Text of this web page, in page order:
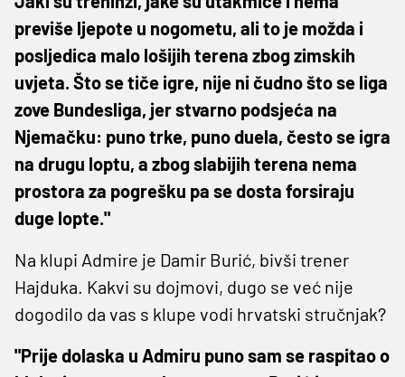
previše ljepote u nogometu, ali to je možda i
posljedica malo lošijih terena zbog zimskih
uvjeta. Što se tiče igre, nije ni čudno što se liga
zove Bundesliga, jer stvarno podsjeća na
Njemačku: puno trke, puno duela, često se igra
na drugu loptu, a zbog slabijih terena nema
prostora za pogrešku pa se dosta forsiraju
duge lopte."
Na klupi Admire je Damir Burić, bivši trener
Hajduka. Kakvi su dojmovi, dugo se već nije
dogodilo da vas s klupe vodi hrvatski stručnjak?
"Prije dolaska u Admiru puno sam se raspitao o